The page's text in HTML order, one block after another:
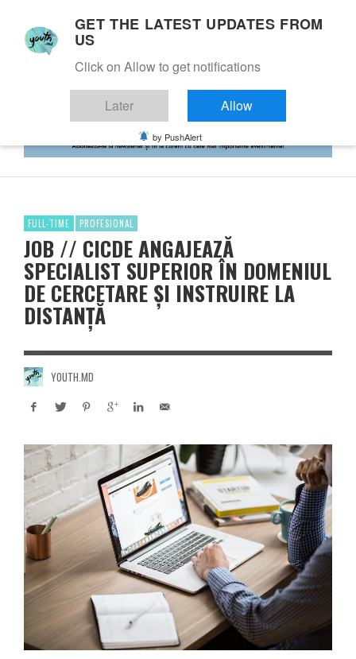
FULL-TIME PROFESIONAL
JOB // CICDE ANGAJEAZĂ
SPECIALIST SUPERIOR ÎN DOMENIUL
DE CERCETARE ȘI INSTRUIRE LA
DISTANȚĂ
YOUTH.MD
GET THE LATEST UPDATES FROM
US
Click on Allow to get notifications
Later Allow
by PushAlert